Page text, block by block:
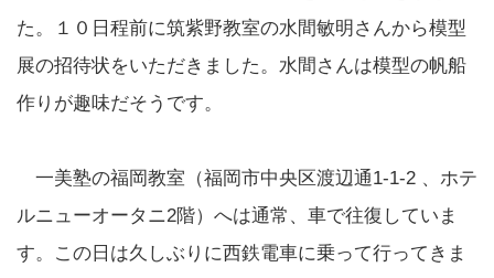
た。１０日程前に筑紫野教室の水間敏明さんから模型
展の招待状をいただきました。水間さんは模型の帆船
作りが趣味だそうです。
一美塾の福岡教室（福岡市中央区渡辺通1-1-2 、ホテ
ルニューオータニ2階）へは通常、車で往復していま
す。この日は久しぶりに西鉄電車に乗って行ってきま